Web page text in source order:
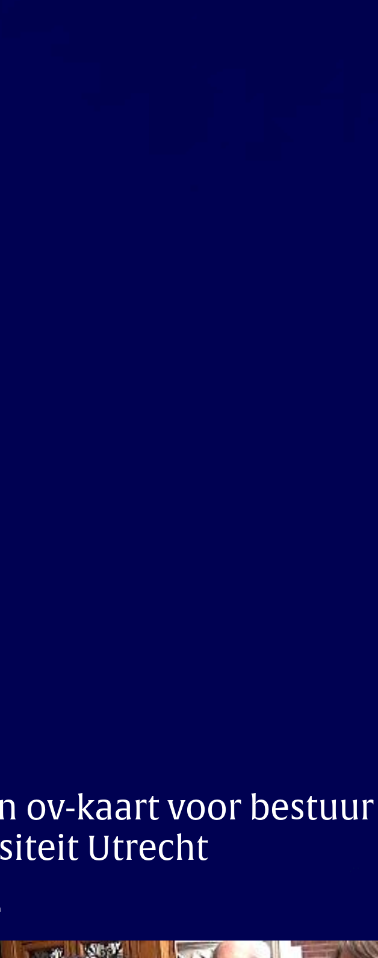
ov-kaart voor bestuur
Utrecht